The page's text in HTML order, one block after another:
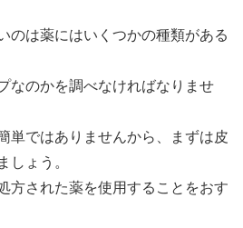
のは薬にはいくつかの種類がある
なのかを調べなければなりませ
単ではありませんから、まずは皮
しょう。
方された薬を使用することをおす